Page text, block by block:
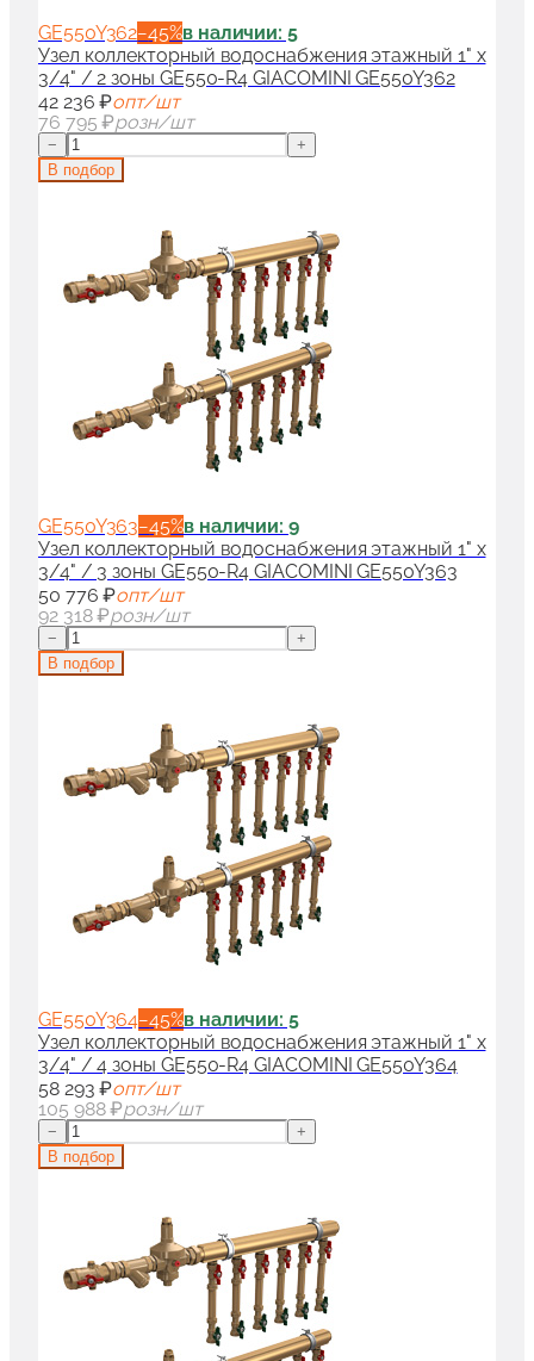
GE550Y362−45%в наличии: 5
Узел коллекторный водоснабжения этажный 1" x
3/4" / 2 зоны GE550-R4 GIACOMINI GE550Y362
42 236 ₽опт/шт
76 795 ₽розн/шт
−
+
В подбор
GE550Y363−45%в наличии: 9
Узел коллекторный водоснабжения этажный 1" x
3/4" / 3 зоны GE550-R4 GIACOMINI GE550Y363
50 776 ₽опт/шт
92 318 ₽розн/шт
−
+
В подбор
GE550Y364−45%в наличии: 5
Узел коллекторный водоснабжения этажный 1" x
3/4" / 4 зоны GE550-R4 GIACOMINI GE550Y364
58 293 ₽опт/шт
105 988 ₽розн/шт
−
+
В подбор